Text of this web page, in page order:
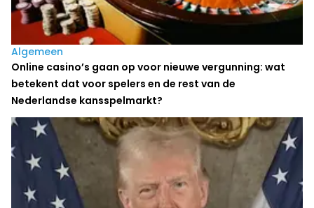
Algemeen
Online casino’s gaan op voor nieuwe vergunning: wat
betekent dat voor spelers en de rest van de
Nederlandse kansspelmarkt?